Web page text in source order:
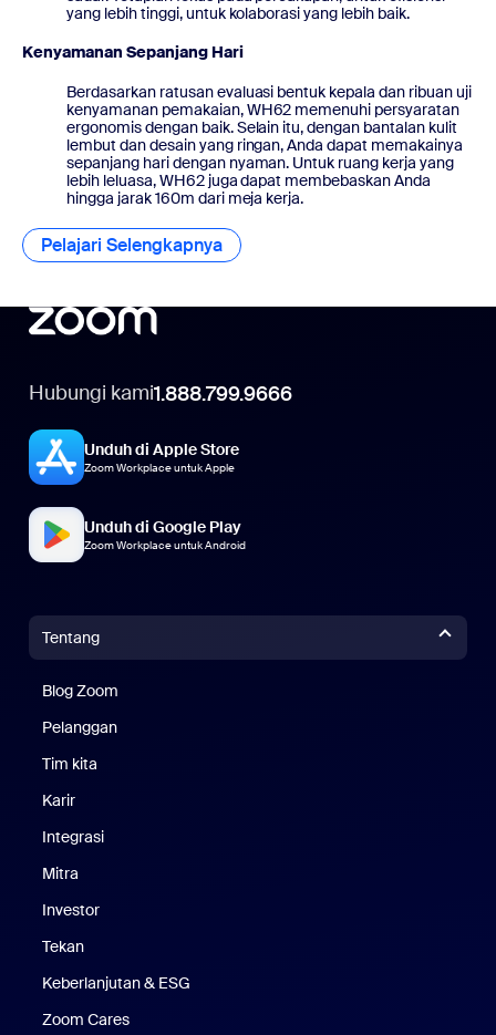
yang lebih tinggi, untuk kolaborasi yang lebih baik.
Kenyamanan Sepanjang Hari
Berdasarkan ratusan evaluasi bentuk kepala dan ribuan uji
kenyamanan pemakaian, WH62 memenuhi persyaratan
ergonomis dengan baik. Selain itu, dengan bantalan kulit
lembut dan desain yang ringan, Anda dapat memakainya
sepanjang hari dengan nyaman. Untuk ruang kerja yang
lebih leluasa, WH62 juga dapat membebaskan Anda
hingga jarak 160m dari meja kerja.
Pelajari Selengkapnya Pelajari Selengkapnya
Hubungi kami1.888.799.9666
Unduh di Apple Store
Zoom Workplace untuk Apple
Unduh di Google Play
Zoom Workplace untuk Android
Tentang
Blog Zoom
Pelanggan
Tim kita
Karir
Integrasi
Mitra
Investor
Tekan
Keberlanjutan & ESG
Zoom Cares